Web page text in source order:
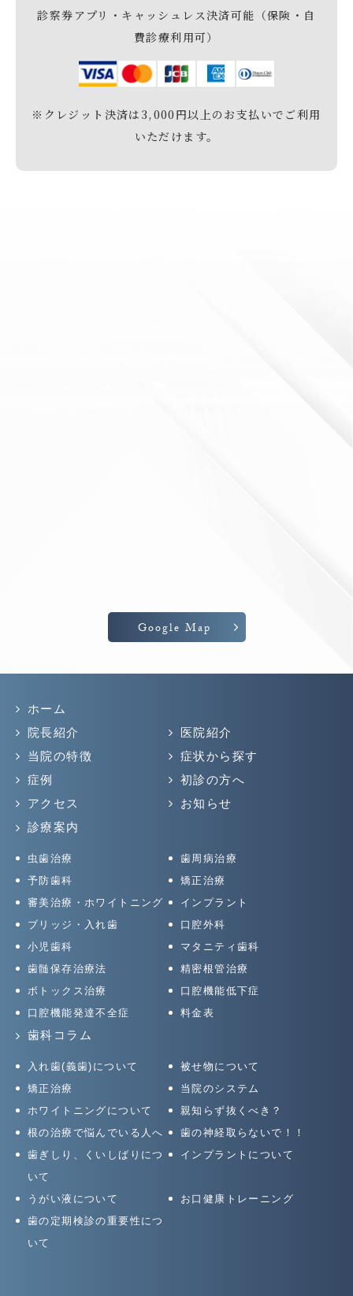
診察券アプリ・キャッシュレス決済可能（保険・自
費診療利用可）
※クレジット決済は3,000円以上のお支払いでご利用
いただけます。
Google Map
ホーム
院長紹介
医院紹介
当院の特徴
症状から探す
症例
初診の方へ
アクセス
お知らせ
診療案内
虫歯治療
歯周病治療
予防歯科
矯正治療
審美治療・ホワイトニング
インプラント
ブリッジ・入れ歯
口腔外科
小児歯科
マタニティ歯科
歯髄保存治療法
精密根管治療
ボトックス治療
口腔機能低下症
口腔機能発達不全症
料金表
歯科コラム
入れ歯(義歯)について
被せ物について
矯正治療
当院のシステム
ホワイトニングについて
親知らず抜くべき？
根の治療で悩んでいる人へ
歯の神経取らないで！！
歯ぎしり、くいしばりにつ
いて
インプラントについて
うがい液について
お口健康トレーニング
歯の定期検診の重要性につ
いて